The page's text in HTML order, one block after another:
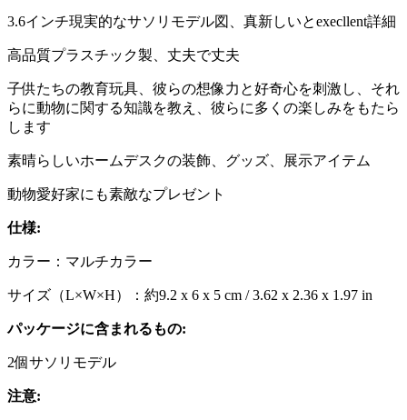
3.6インチ現実的なサソリモデル図、真新しいとexecllent詳細
高品質プラスチック製、丈夫で丈夫
子供たちの教育玩具、彼らの想像力と好奇心を刺激し、それ
らに動物に関する知識を教え、彼らに多くの楽しみをもたら
します
素晴らしいホームデスクの装飾、グッズ、展示アイテム
動物愛好家にも素敵なプレゼント
仕様:
カラー：マルチカラー
サイズ（L×W×H）：約9.2 x 6 x 5 cm / 3.62 x 2.36 x 1.97 in
パッケージに含まれるもの:
2個サソリモデル
注意: